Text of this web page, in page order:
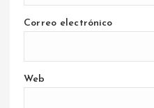
Correo electrónico
Web